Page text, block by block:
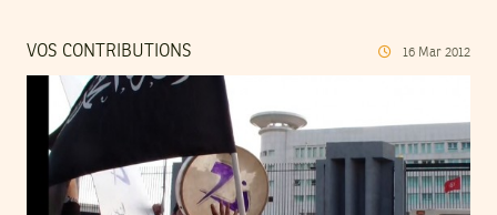
VOS CONTRIBUTIONS 16 Mar 2012